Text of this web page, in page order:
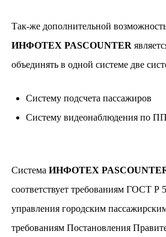
Так-же дополнительной
ИНФОТЕХ PASCOUNTER
объединять в одной системе две
Систему подсчета пассажиров
Систему видеонаблюдения по
Система ИНФОТЕХ
соответствует требованиям ГОСТ Р
управления городским
требованиям Постановления